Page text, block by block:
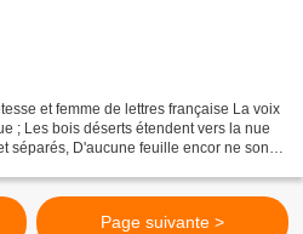
et femme de lettres française La voix
; Les bois déserts étendent vers la nue
séparés, D'aucune feuille encor ne sont
Page suivante >